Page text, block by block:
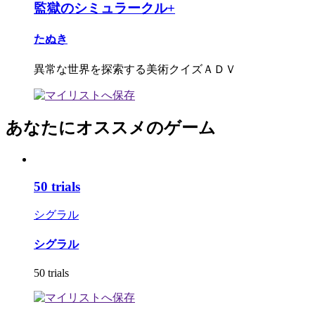
監獄のシミュラークル+
たぬき
異常な世界を探索する美術クイズＡＤＶ
あなたにオススメのゲーム
50 trials
シグラル
シグラル
50 trials